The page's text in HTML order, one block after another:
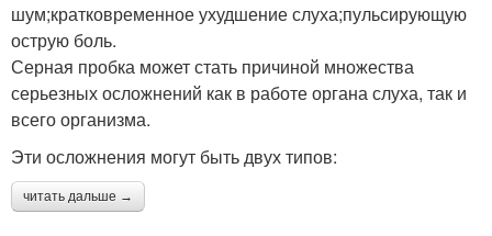
шум;кратковременное ухудшение слуха;пульсирующую
острую боль.
Серная пробка может стать причиной множества
серьезных осложнений как в работе органа слуха, так и
всего организма.
Эти осложнения могут быть двух типов:
читать дальше →